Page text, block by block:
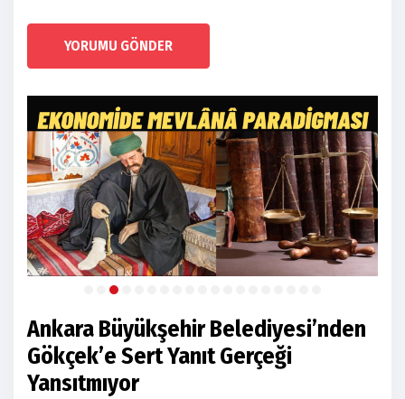
YORUMU GÖNDER
Ankara Büyükşehir Belediyesi’nden
Gökçek’e Sert Yanıt Gerçeği
Yansıtmıyor